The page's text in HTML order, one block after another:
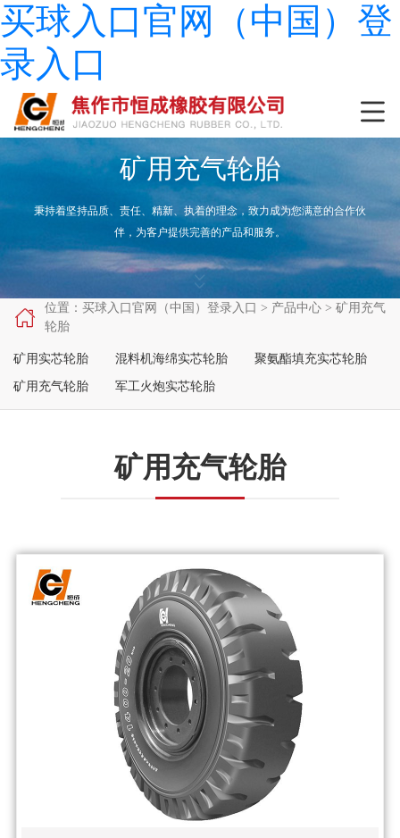
买球入口官网（中国）登
录入口

矿用充气轮胎
秉持着坚持品质、责任、精新、执着的理念，致力成为您满意的合作伙
伴，为客户提供完善的产品和服务。


 位置： 买球入口官网（中国）登录入口 > 产品中心 > 矿用充气
轮胎
矿用实芯轮胎 混料机海绵实芯轮胎 聚氨酯填充实芯轮胎
矿用充气轮胎 军工火炮实芯轮胎
矿用充气轮胎